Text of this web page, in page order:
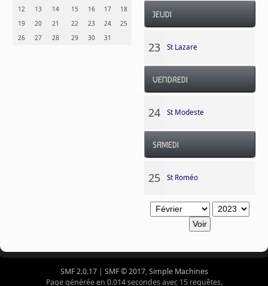
12
13 14 15 16 17
18
19
20 21 22 23 24
25
26
27 28 29 30 31
JEUDI
23 St Lazare
VENDREDI
24 St Modeste
SAMEDI
25 St Roméo
SMF 2.0.17| SMF © 2017,Simple Machines
Page générée en 0.014 secondes avec 15 requêtes.